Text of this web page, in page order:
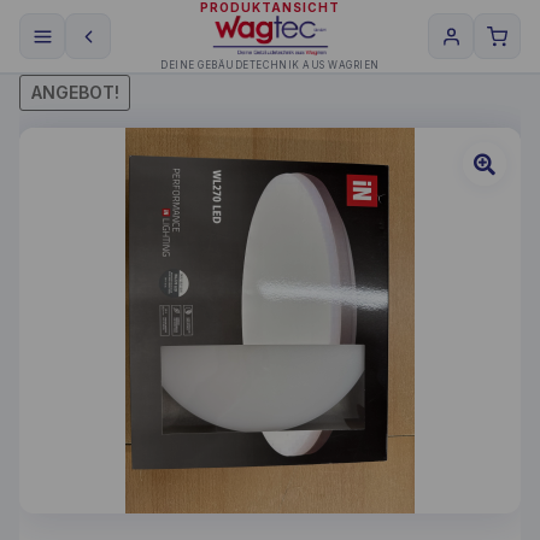
PRODUKTANSICHT
DEINE GEBÄUDETECHNIK AUS WAGRIEN
ANGEBOT!